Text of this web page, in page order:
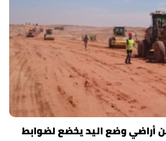
أراضي وضع اليد يخضع لضوابط